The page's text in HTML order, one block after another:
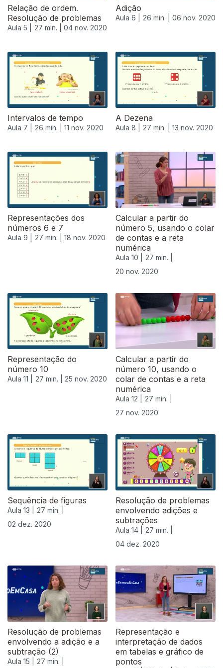
Relação de ordem.
Resolução de problemas
Aula 5 | 27 min. | 04 nov. 2020
Adição
Aula 6 | 26 min. | 06 nov. 2020
Intervalos de tempo
Aula 7 | 26 min. | 11 nov. 2020
A Dezena
Aula 8 | 27 min. | 13 nov. 2020
Representações dos
números 6 e 7
Aula 9 | 27 min. | 18 nov. 2020
Calcular a partir do
número 5, usando o colar
de contas e a reta
numérica
Aula 10 |
27 min. |
20 nov. 2020
Representação do
número 10
Aula 11 | 27 min. | 25 nov. 2020
Calcular a partir do
número 10, usando o
colar de contas e a reta
numérica
Aula 12 |
27 min. |
27 nov. 2020
508697
Sequência de figuras
Aula 13 |
27 min. |
02 dez. 2020
Resolução de problemas
envolvendo adições e
subtrações
Aula 14 |
27 min. |
04 dez. 2020
Resolução de problemas
envolvendo a adição e a
subtração (2)
Aula 15 |
27 min. |
Representação e
interpretação de dados
em tabelas e gráfico de
pontos